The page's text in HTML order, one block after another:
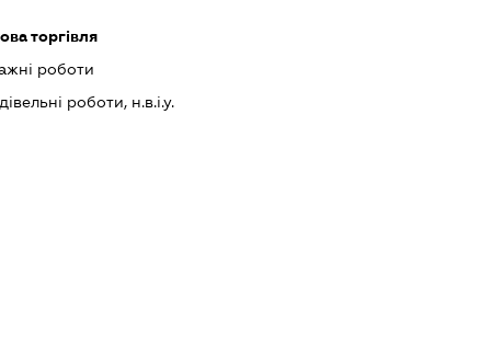
торгівля
роботи
роботи, н.в.і.у.